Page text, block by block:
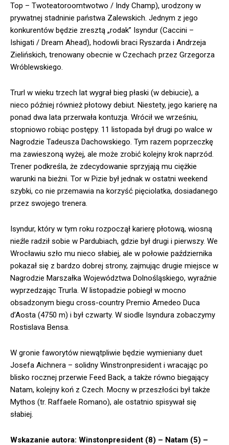
Top – Twoteatoroomtwotwo / Indy Champ), urodzony w
prywatnej stadninie państwa Zalewskich. Jednym z jego
konkurentów będzie zresztą „rodak” Isyndur (Caccini –
Ishigati / Dream Ahead), hodowli braci Ryszarda i Andrzeja
Zielińskich, trenowany obecnie w Czechach przez Grzegorza
Wróblewskiego.
Trurl w wieku trzech lat wygrał bieg płaski (w debiucie), a
nieco później również płotowy debiut. Niestety, jego karierę na
ponad dwa lata przerwała kontuzja. Wrócił we wrześniu,
stopniowo robiąc postępy. 11 listopada był drugi po walce w
Nagrodzie Tadeusza Dachowskiego. Tym razem poprzeczkę
ma zawieszoną wyżej, ale może zrobić kolejny krok naprzód.
Trener podkreśla, że zdecydowanie sprzyjają mu ciężkie
warunki na bieżni. Tor w Pizie był jednak w ostatni weekend
szybki, co nie przemawia na korzyść pięciolatka, dosiadanego
przez swojego trenera.
Isyndur, który w tym roku rozpoczął karierę płotową, wiosną
nieźle radził sobie w Pardubiach, gdzie był drugi i pierwszy. We
Wrocławiu szło mu nieco słabiej, ale w połowie października
pokazał się z bardzo dobrej strony, zajmując drugie miejsce w
Nagrodzie Marszałka Województwa Dolnośląskiego, wyraźnie
wyprzedzając Trurla. W listopadzie pobiegł w mocno
obsadzonym biegu cross-country Premio Amedeo Duca
d’Aosta (4750 m) i był czwarty. W siodle Isyndura zobaczymy
Rostislava Bensa.
W gronie faworytów niewątpliwie będzie wymieniany duet
Josefa Aichnera – solidny Winstronpresident i wracając po
blisko rocznej przerwie Feed Back, a także równo biegający
Natam, kolejny koń z Czech. Mocny w przeszłości był także
Mythos (tr. Raffaele Romano), ale ostatnio spisywał się
słabiej.
Wskazanie autora: Winstonpresident (8) – Natam (5) –